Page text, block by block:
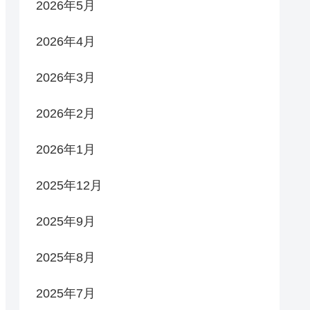
2026年5月
2026年4月
2026年3月
2026年2月
2026年1月
2025年12月
2025年9月
2025年8月
2025年7月